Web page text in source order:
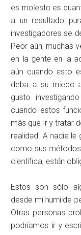
es molesto es
a un resultado
investigadores se
Peor aún, muchas
en la gente en la
aún cuando esto
deba a su miedo
gusto
cuando estos
más que ir y tratar
realidad. A nadie le
como sus
científica, están
Estos son sólo
desde mi humilde
Otras personas
podríamos ir y